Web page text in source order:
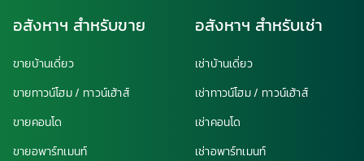
อสังหาฯ สำหรับขาย
ขายบ้านเดี่ยว
ขายทาวน์โฮม / ทาวน์เฮ้าส์
ขายคอนโด
ขายอพาร์ทเมนท์
อสังหาฯ สำหรับเช่า
เช่าบ้านเดี่ยว
เช่าทาวน์โฮม / ทาวน์เฮ้าส์
เช่าคอนโด
เช่าอพาร์ทเมนท์